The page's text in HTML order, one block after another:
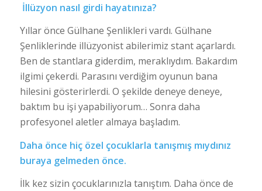
İllüzyon nasıl girdi hayatınıza?
Yıllar önce Gülhane Şenlikleri vardı. Gülhane
Şenliklerinde illüzyonist abilerimiz stant açarlardı.
Ben de stantlara giderdim, meraklıydım. Bakardım
ilgimi çekerdi. Parasını verdiğim oyunun bana
hilesini gösterirlerdi. O şekilde deneye deneye,
baktım bu işi yapabiliyorum… Sonra daha
profesyonel aletler almaya başladım.
Daha önce hiç özel çocuklarla tanışmış mıydınız
buraya gelmeden önce.
İlk kez sizin çocuklarınızla tanıştım. Daha önce de